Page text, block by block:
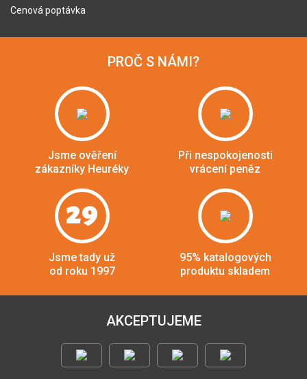
Cenová poptávka
PROČ S NÁMI?
Jsme ověření
zákazníky Heuréky
Při nespokojenosti
vrácení peněz
29
Jsme tady už
od roku 1997
95% katalogových
produktu skladem
AKCEPTUJEME